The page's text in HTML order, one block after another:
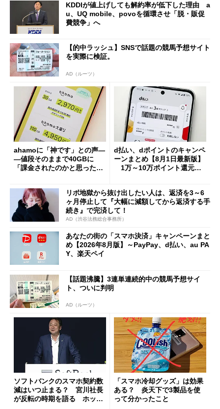
KDDIが値上げしても解約率が低下した理由 a
u、UQ mobile、povoを循環させ「脱・販促
費競争」へ
【的中ラッシュ】SNSで話題の競馬予想サイト
を実際に検証。
AD（ルーツ）
ahamoに「神です」との声―
―値段そのままで40GBに
「課金されたのかと思った」
d払い、dポイントのキャンペ
ーンまとめ【8月1日最新版】
1万～10万ポイント還元の
リボ地獄から抜け出したい人は、返済を3～6
ヶ月停止して『大幅に減額してから返済する手
続き』で完済して！
AD（渋谷法務総合事務所）
あなたの街の「スマホ決済」キャンペーンまと
め【2026年8月版】～PayPay、d払い、au PA
Y、楽天ペイ
【話題沸騰】3連単連続的中の競馬予想サイ
ト、ついに判明
AD（ルーツ）
ソフトバンクのスマホ契約数
減はいつ止まる？ 宮川社長
が反転の時期を語る ホッピ
「スマホ冷却グッズ」は効果
ある？ 炎天下で3製品を使
って分かったこと